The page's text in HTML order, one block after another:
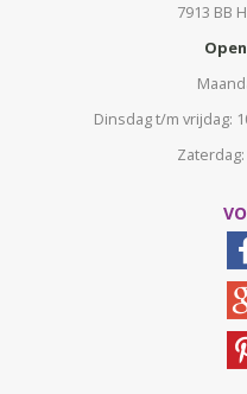
7913 BB
Dinsdag t/m vrijdag: